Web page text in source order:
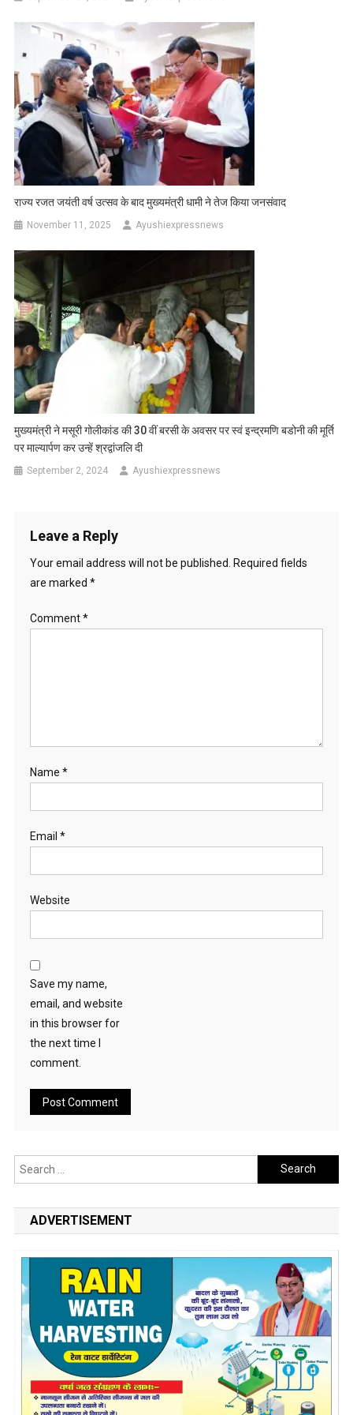
राज्य रजत जयंती वर्ष उत्सव के बाद मुख्यमंत्री धामी ने तेज किया जनसंवाद
November 11, 2025 Ayushiexpressnews
मुख्यमंत्री ने मसूरी गोलीकांड की 30 वीं बरसी के अवसर पर स्वं इन्द्रमणि बडोनी की मूर्ति
पर माल्यार्पण कर उन्हें श्रद्वांजलि दी
September 2, 2024 Ayushiexpressnews
Leave a Reply
Your email address will not be published.
Required fields
are marked *
Comment*
Name *
Email *
Website
Save my name,
email, and website
in this browser for
the next time I
comment.
Search
for:
ADVERTISEMENT